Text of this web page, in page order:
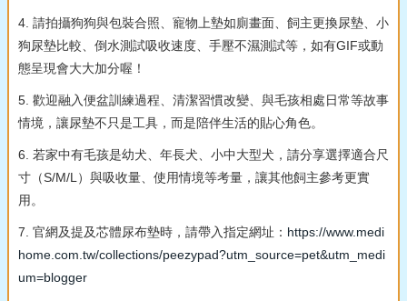
4. 請拍攝狗狗與包裝合照、寵物上墊如廁畫面、飼主更換尿墊、小
狗尿墊比較、倒水測試吸收速度、手壓不濕測試等，如有GIF或動
態呈現會大大加分喔！
5. 歡迎融入便盆訓練過程、清潔習慣改變、與毛孩相處日常等故事
情境，讓尿墊不只是工具，而是陪伴生活的貼心角色。
6. 若家中有毛孩是幼犬、年長犬、小中大型犬，請分享選擇適合尺
寸（S/M/L）與吸收量、使用情境等考量，讓其他飼主參考更實
用。
7. 官網及提及芯體尿布墊時，請帶入指定網址： https://www.medi
home.com.tw/collections/peezypad?utm_source=pet&utm_medi
um=blogger